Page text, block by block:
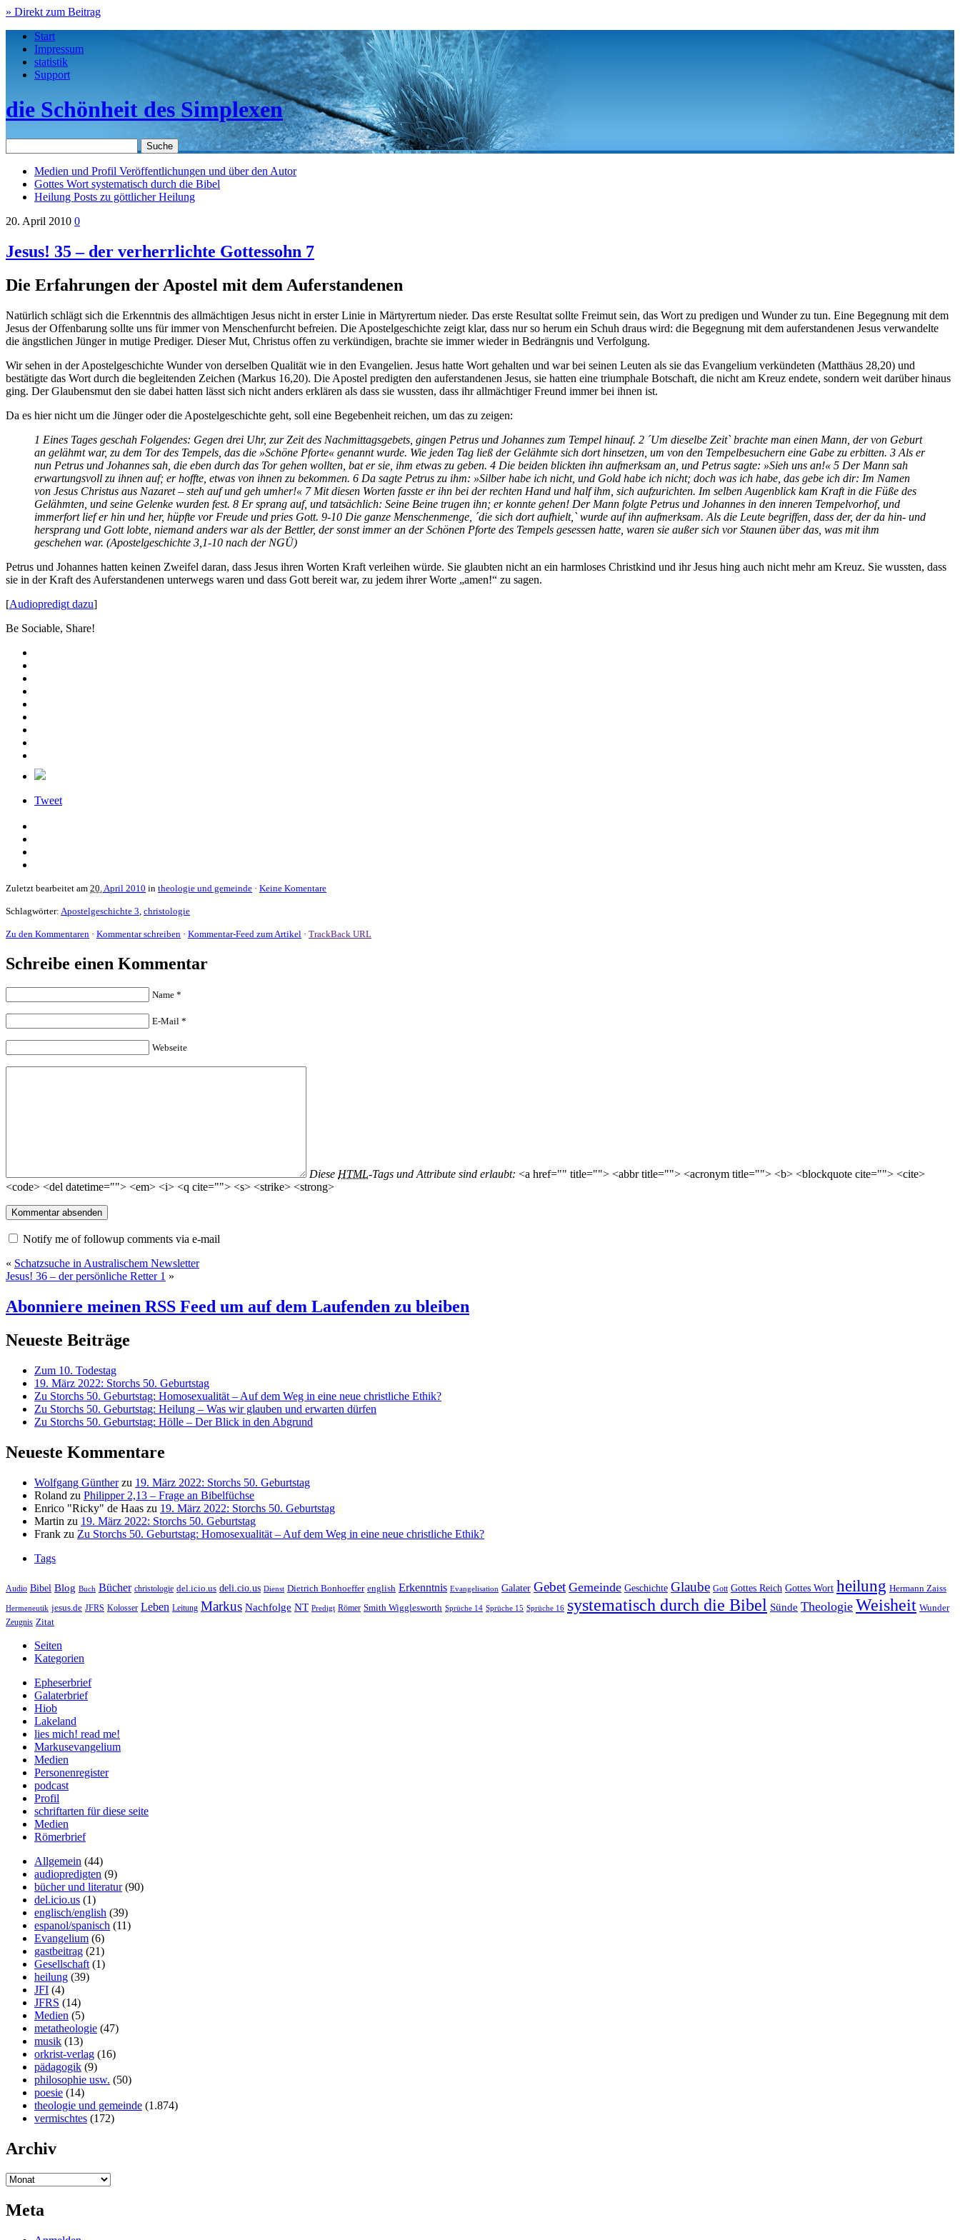
» Direkt zum Beitrag
Start
Impressum
statistik
Support
die Schönheit des Simplexen
Medien und Profil Veröffentlichungen und über den Autor
Gottes Wort systematisch durch die Bibel
Heilung Posts zu göttlicher Heilung
20. April 2010 0
Jesus! 35 – der verherrlichte Gottessohn 7
Die Erfahrungen der Apostel mit dem Auferstandenen
Natürlich schlägt sich die Erkenntnis des allmächtigen Jesus nicht in erster Linie in Märtyrertum nieder. Das erste Resultat sollte Freimut sein, das Wort zu predigen und Wunder zu tun. Eine Begegnung mit dem
Jesus der Offenbarung sollte uns für immer von Menschenfurcht befreien. Die Apostelgeschichte zeigt klar, dass nur so herum ein Schuh draus wird: die Begegnung mit dem auferstandenen Jesus verwandelte
die ängstlichen Jünger in mutige Prediger. Dieser Mut, Christus offen zu verkündigen, brachte sie immer wieder in Bedrängnis und Verfolgung.
Wir sehen in der Apostelgeschichte Wunder von derselben Qualität wie in den Evangelien. Jesus hatte Wort gehalten und war bei seinen Leuten als sie das Evangelium verkündeten (Matthäus 28,20) und
bestätigte das Wort durch die begleitenden Zeichen (Markus 16,20). Die Apostel predigten den auferstandenen Jesus, sie hatten eine triumphale Botschaft, die nicht am Kreuz endete, sondern weit darüber hinaus
ging. Der Glaubensmut den sie dabei hatten lässt sich nicht anders erklären als dass sie wussten, dass ihr allmächtiger Freund immer bei ihnen ist.
Da es hier nicht um die Jünger oder die Apostelgeschichte geht, soll eine Begebenheit reichen, um das zu zeigen:
1 Eines Tages geschah Folgendes: Gegen drei Uhr, zur Zeit des Nachmittagsgebets, gingen Petrus und Johannes zum Tempel hinauf. 2 ´Um dieselbe Zeit` brachte man einen Mann, der von Geburt
an gelähmt war, zu dem Tor des Tempels, das die »Schöne Pforte« genannt wurde. Wie jeden Tag ließ der Gelähmte sich dort hinsetzen, um von den Tempelbesuchern eine Gabe zu erbitten. 3 Als er
nun Petrus und Johannes sah, die eben durch das Tor gehen wollten, bat er sie, ihm etwas zu geben. 4 Die beiden blickten ihn aufmerksam an, und Petrus sagte: »Sieh uns an!« 5 Der Mann sah
erwartungsvoll zu ihnen auf; er hoffte, etwas von ihnen zu bekommen. 6 Da sagte Petrus zu ihm: »Silber habe ich nicht, und Gold habe ich nicht; doch was ich habe, das gebe ich dir: Im Namen
von Jesus Christus aus Nazaret – steh auf und geh umher!« 7 Mit diesen Worten fasste er ihn bei der rechten Hand und half ihm, sich aufzurichten. Im selben Augenblick kam Kraft in die Füße des
Gelähmten, und seine Gelenke wurden fest. 8 Er sprang auf, und tatsächlich: Seine Beine trugen ihn; er konnte gehen! Der Mann folgte Petrus und Johannes in den inneren Tempelvorhof, und
immerfort lief er hin und her, hüpfte vor Freude und pries Gott. 9-10 Die ganze Menschenmenge, ´die sich dort aufhielt,` wurde auf ihn aufmerksam. Als die Leute begriffen, dass der, der da hin- und
hersprang und Gott lobte, niemand anders war als der Bettler, der sonst immer an der Schönen Pforte des Tempels gesessen hatte, waren sie außer sich vor Staunen über das, was mit ihm
geschehen war. (Apostelgeschichte 3,1-10 nach der NGÜ)
Petrus und Johannes hatten keinen Zweifel daran, dass Jesus ihren Worten Kraft verleihen würde. Sie glaubten nicht an ein harmloses Christkind und ihr Jesus hing auch nicht mehr am Kreuz. Sie wussten, dass
sie in der Kraft des Auferstandenen unterwegs waren und dass Gott bereit war, zu jedem ihrer Worte „amen!“ zu sagen.
[Audiopredigt dazu]
Be Sociable, Share!
Tweet
Zuletzt bearbeitet am 20. April 2010 in theologie und gemeinde · Keine Komentare
Schlagwörter: Apostelgeschichte 3 christologie
Zu den Kommentaren · Kommentar schreiben · Kommentar-Feed zum Artikel · TrackBack URL
Schreibe einen Kommentar
Name *
E-Mail *
Webseite
Diese HTML-Tags und Attribute sind erlaubt: <a href="" title=""> <abbr title=""> <acronym title=""> <b> <blockquote cite=""> <cite>
<code> <del datetime=""> <em> <i> <q cite=""> <s> <strike> <strong>
Notify me of followup comments via e-mail
« Schatzsuche in Australischem Newsletter
Jesus! 36 – der persönliche Retter 1 »
Abonniere meinen RSS Feed um auf dem Laufenden zu bleiben
Neueste Beiträge
Zum 10. Todestag
19. März 2022: Storchs 50. Geburtstag
Zu Storchs 50. Geburtstag: Homosexualität – Auf dem Weg in eine neue christliche Ethik?
Zu Storchs 50. Geburtstag: Heilung – Was wir glauben und erwarten dürfen
Zu Storchs 50. Geburtstag: Hölle – Der Blick in den Abgrund
Neueste Kommentare
Wolfgang Güntherzu 19. März 2022: Storchs 50. Geburtstag
Roland zu Philipper 2,13 – Frage an Bibelfüchse
Enrico "Ricky" de Haas zu 19. März 2022: Storchs 50. Geburtstag
Martin zu 19. März 2022: Storchs 50. Geburtstag
Frank zu Zu Storchs 50. Geburtstag: Homosexualität – Auf dem Weg in eine neue christliche Ethik?
Tags
Audio Bibel Blog Buch Bücher christologie del.icio.us deli.cio.us Dienst Dietrich Bonhoeffer english Erkenntnis Evangelisation Galater Gebet Gemeinde Geschichte Glaube Gott Gottes Reich Gottes Wort heilung Hermann Zaiss
Hermeneutik jesus.de JFRS Kolosser Leben Leitung Markus Nachfolge NT Predigt Römer Smith Wigglesworth Sprüche 14 Sprüche 15 Sprüche 16 systematisch durch die Bibel Sünde Theologie Weisheit Wunder
Zeugnis Zitat
Seiten
Kategorien
Epheserbrief
Galaterbrief
Hiob
Lakeland
lies mich! read me!
Markusevangelium
Medien
Personenregister
podcast
Profil
schriftarten für diese seite
Medien
Römerbrief
Allgemein (44)
audiopredigten (9)
bücher und literatur(90)
del.icio.us (1)
englisch/english (39)
espanol/spanisch (11)
Evangelium (6)
gastbeitrag (21)
Gesellschaft (1)
heilung (39)
JFI (4)
JFRS (14)
Medien (5)
metatheologie (47)
musik (13)
orkrist-verlag (16)
pädagogik (9)
philosophie usw. (50)
poesie (14)
theologie und gemeinde (1.874)
vermischtes (172)
Archiv
Meta